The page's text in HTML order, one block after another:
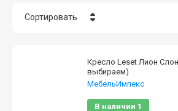
Сортировать
Цена - возрастание
Кресло Leset Лион
выбираем)
МебельИмпекс
В наличии 1